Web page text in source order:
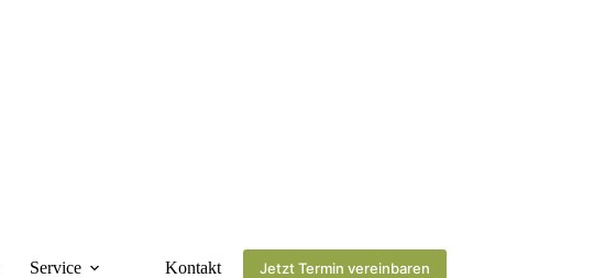
Service Kontakt Jetzt Termin vereinbaren